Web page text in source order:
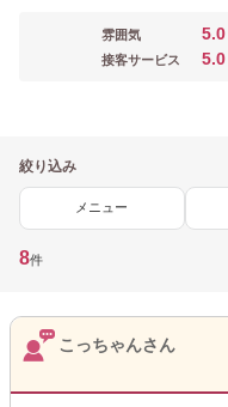
雰囲気 5.0
接客サービス 5.0
絞り込み
メニュー
8件
こっちゃんさん